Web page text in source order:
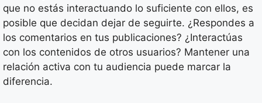
que no estás interactuando lo suficiente con ellos, es
posible que decidan dejar de seguirte. ¿Respondes a
los comentarios en tus publicaciones? ¿Interactúas
con los contenidos de otros usuarios? Mantener una
relación activa con tu audiencia puede marcar la
diferencia.